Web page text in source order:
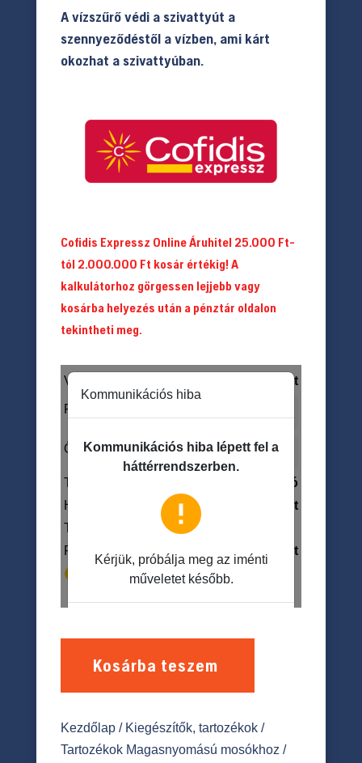
A vízszűrő védi a szivattyút a
szennyeződéstől a vízben, ami kárt
okozhat a szivattyúban.
Cofidis Expressz Online Áruhitel 25.000 Ft-
tól 2.000.000 Ft kosár értékig! A
kalkulátorhoz görgessen lejjebb vagy
kosárba helyezés után a pénztár oldalon
tekintheti meg.
Kosárba teszem
Kezdőlap/ Kiegészítők, tartozékok/
Tartozékok Magasnyomású mosókhoz /